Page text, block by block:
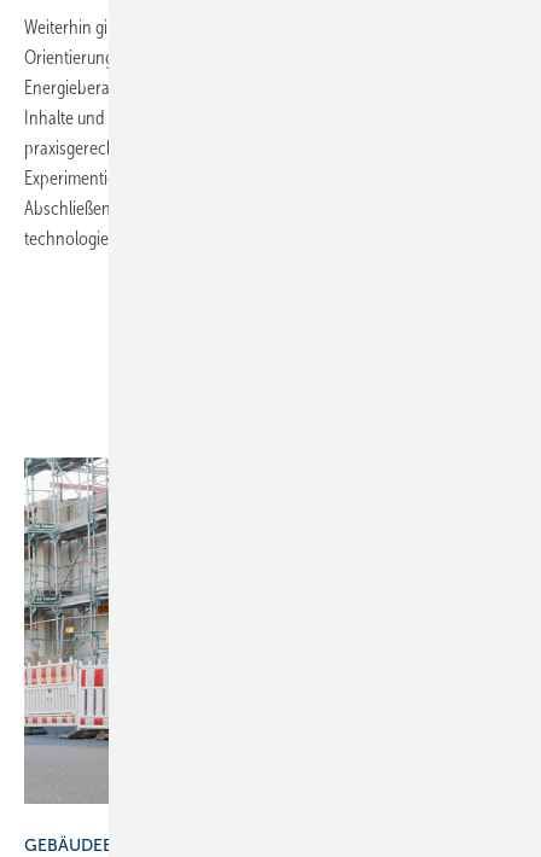
Weiterhin gibt die 40-seitige Anwendungshilfe Energiedienstleistern
Orientierung, wie die unter Umständen obligatorische
Energieberatung in der Praxis umgesetzt werden kann. Die neuen
Inhalte und Übergangsfristen für Energieausweise werden
praxisgerecht aufbereitet. Innovative Quartiers- und
Experimentierklauseln des GEG werden erläutert und eingeordnet.
Abschließend wird die Anwendung zulässiger Normen
technologiespezifisch verglichen.
GEBÄUDEENERGIEGESETZ